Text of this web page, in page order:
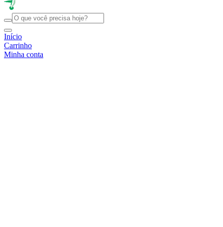
Início
Carrinho
Minha conta